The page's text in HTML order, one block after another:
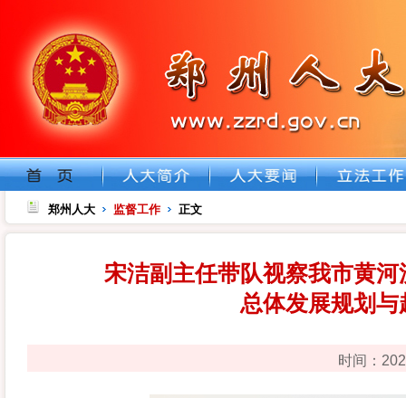
郑州人大 监督工作 正文
宋洁副主任带队视察我市黄
总体发展规划
时间：